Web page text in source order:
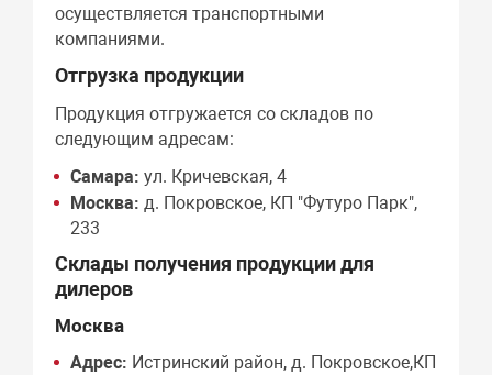
осуществляется транспортными
компаниями.
Отгрузка продукции
Продукция отгружается со складов по
следующим адресам:
Самара: ул. Кричевская, 4
Москва: д. Покровское, КП "Футуро Парк",
233
Склады получения продукции для
дилеров
Москва
Адрес: Истринский район, д. Покровское,КП